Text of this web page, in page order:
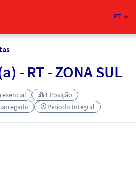
PT
- RT - ZONA SUL
1 Posição
Período Integral